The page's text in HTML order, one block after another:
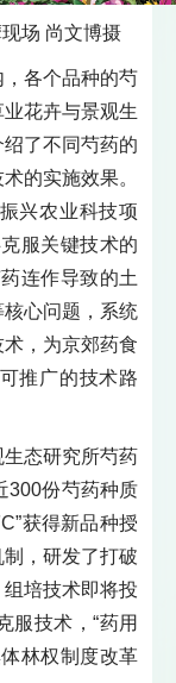
场 尚文博摄
各个品种的芍
花卉与景观生
了不同芍药的
的实施效果。
兴农业科技项
服关键技术的
连作导致的土
心问题，系统
，为京郊药食
推广的技术路
态研究所芍药
300份芍药种质
获得新品种授
，研发了打破
培技术即将投
服技术，“药用
林权制度改革